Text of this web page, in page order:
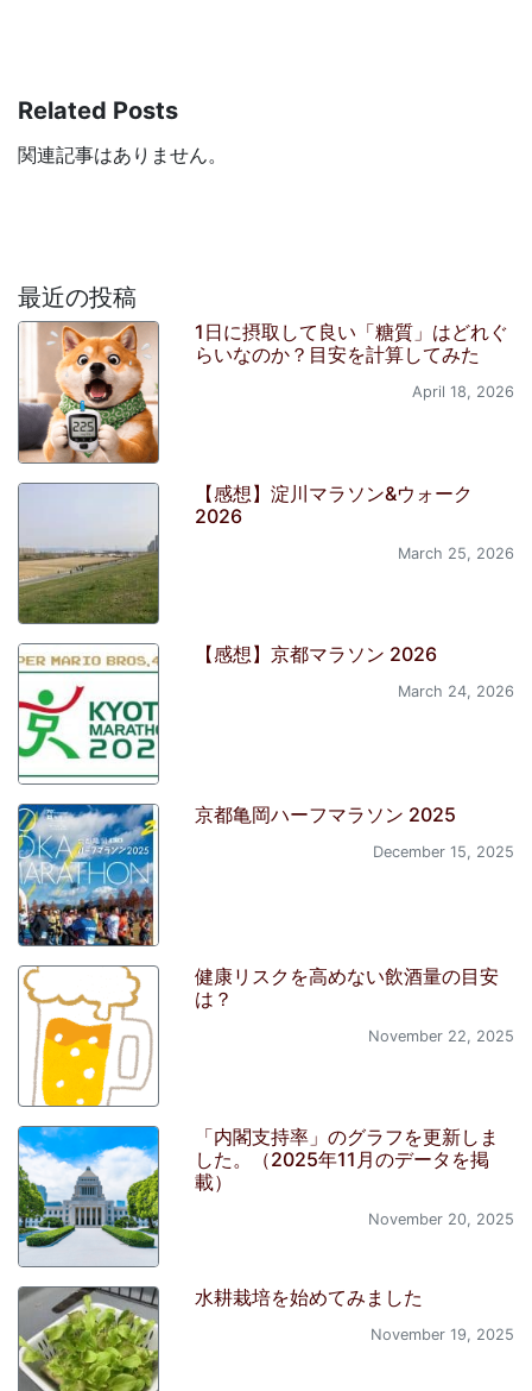
Related Posts
関連記事はありません。
最近の投稿
1日に摂取して良い「糖質」はどれぐ
らいなのか？目安を計算してみた
April 18, 2026
【感想】淀川マラソン&ウォーク
2026
March 25, 2026
【感想】京都マラソン 2026
March 24, 2026
京都亀岡ハーフマラソン 2025
December 15, 2025
健康リスクを高めない飲酒量の目安
は？
November 22, 2025
「内閣支持率」のグラフを更新しま
した。（2025年11月のデータを掲
載）
November 20, 2025
水耕栽培を始めてみました
November 19, 2025